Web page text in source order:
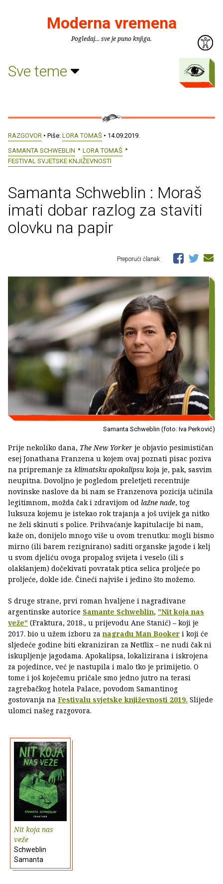
Moderna vremena
Pogledaj... sve je puno knjiga.
Sve teme
RAZGOVOR • Piše: LORA TOMAŠ • 14.09.2019.
SAMANTA SCHWEBLIN
LORA TOMAŠ
FESTIVAL SVJETSKE KNJIŽEVNOSTI
Samanta Schweblin : Moraš
imati dobar razlog za staviti
olovku na papir
Preporuči članak
Samanta Schweblin (foto: Iva Perković)
Prije nekoliko dana, The New Yorker je objavio pesimističan
esej Jonathana Franzena u kojem ovaj poznati pisac poziva
na pripremanje za klimatsku apokalipsu koja je, pak, sasvim
neupitna. Dovoljno je pogledom preletjeti recentnije
novinske naslove da bi nam se Franzenova pozicija učinila
legitimnom, možda čak i zdravijom od lažne nade, tog
luksuza kojemu je istekao rok trajanja a još uvijek ga nitko
ne želi skinuti s police. Prihvaćanje kapitulacije bi nam,
kaže on, donijelo mnogo više u ovom trenutku: mogli bismo
mirno (ili barem rezignirano) saditi organske jagode i kelj
u svom djeliću ovoga propalog svijeta i veselo (ili s
olakšanjem) dočekivati povratak ptica selica proljeće po
proljeće, dokle ide. Čineći najviše i jedino što možemo.
S druge strane, prvi roman hvaljene i nagrađivane
argentinske autorice Samante Schweblin, "Nit koja nas
veže" (Fraktura, 2018., u prijevodu Ane Stanić) – koji je
2017. bio u užem izboru za nagradu Man Booker i koji će
sljedeće godine biti ekraniziran za Netflix – ne nudi čak ni
iskupljenje jagodama. Apokalipsa, lokalizirana i iskrojena
za pojedince, već je nastupila i malo tko je primijetio. O
tome i još koječemu pričale smo jedno jutro na terasi
zagrebačkog hotela Palace, povodom Samantinog
gostovanja na Festivalu svjetske književnosti 2019. Slijede
ulomci našeg razgovora.
Nit koja nas
veže
Schweblin
Samanta